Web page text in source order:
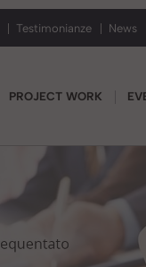
Testimonianze News
PROJECT WORK